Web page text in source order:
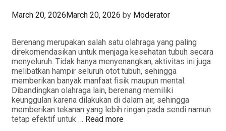
March 20, 2026March 20, 2026 by Moderator
Berenang merupakan salah satu olahraga yang paling
direkomendasikan untuk menjaga kesehatan tubuh secara
menyeluruh. Tidak hanya menyenangkan, aktivitas ini juga
melibatkan hampir seluruh otot tubuh, sehingga
memberikan banyak manfaat fisik maupun mental.
Dibandingkan olahraga lain, berenang memiliki
keunggulan karena dilakukan di dalam air, sehingga
memberikan tekanan yang lebih ringan pada sendi namun
tetap efektif untuk … Read more